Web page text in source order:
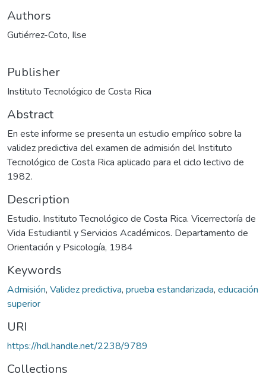
Authors
Gutiérrez-Coto, Ilse
Publisher
Instituto Tecnológico de Costa Rica
Abstract
En este informe se presenta un estudio empírico sobre la
validez predictiva del examen de admisión del Instituto
Tecnológico de Costa Rica aplicado para el ciclo lectivo de
1982.
Description
Estudio. Instituto Tecnológico de Costa Rica. Vicerrectoría de
Vida Estudiantil y Servicios Académicos. Departamento de
Orientación y Psicología, 1984
Keywords
Admisión, Validez predictiva, prueba estandarizada, educación
superior
URI
https://hdl.handle.net/2238/9789
Collections